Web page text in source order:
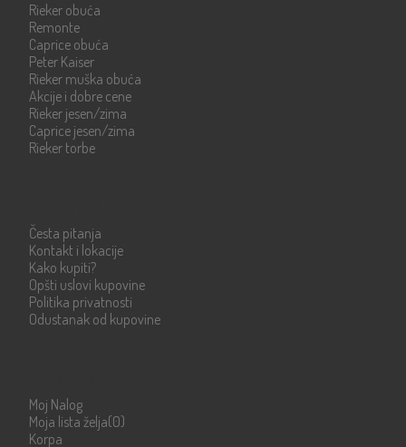
Rieker obuća
Remonte
Caprice obuća
Peter Kaiser
Rieker muška obuća
Akcije i dobre cene
Rieker jesen/zima
Caprice jesen/zima
Rieker torbe
Česta pitanja
Kontakt i lokacije
Kako kupiti?
Opšti uslovi kupovine
Politika privatnosti
Odustanak od kupovine
Moj Nalog
Moja lista želja(0)
Korpa